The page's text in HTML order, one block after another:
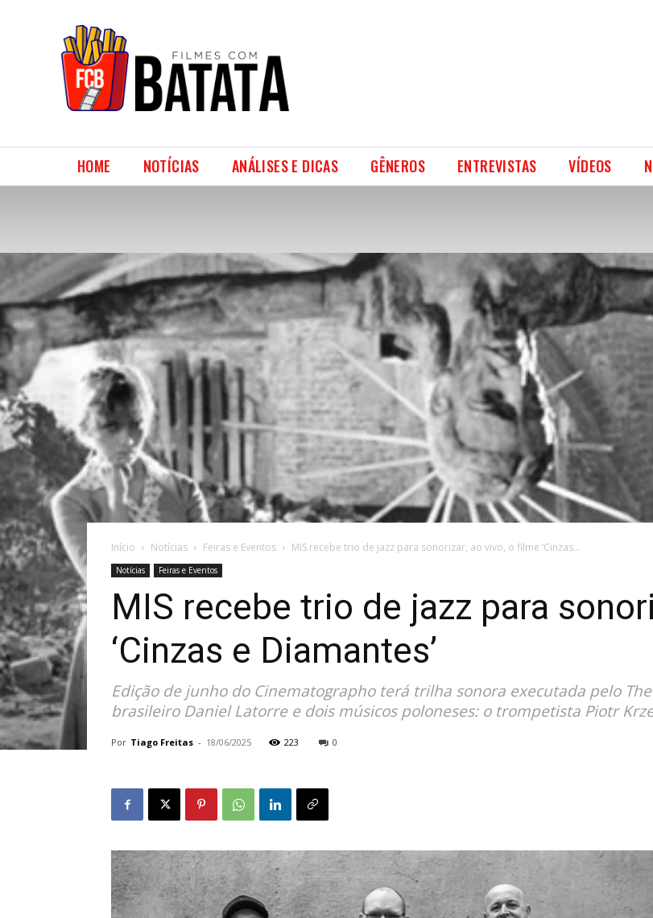
HOME NOTÍCIAS ANÁLISES E DICAS GÊNEROS ENTREVISTAS VÍDEOS
Início Notícias Feiras e Eventos MIS recebe trio de jazz para sonorizar, ao vivo, o filme ‘Cinzas...
Notícias Feiras e Eventos
MIS recebe trio de jazz para
‘Cinzas e Diamantes’
Edição de junho do Cinematographo terá trilha sonora executada pelo
brasileiro Daniel Latorre e dois músicos poloneses: o trompetista Piotr
Por Tiago Freitas - 18/06/2025 223 0